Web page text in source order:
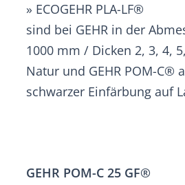
» ECOGEHR PLA-LF®
sind bei GEHR in der
1000 mm / Dicken 2, 3, 4,
Natur und GEHR POM-C®
schwarzer Einfärbung auf
GEHR POM-C 25 GF®